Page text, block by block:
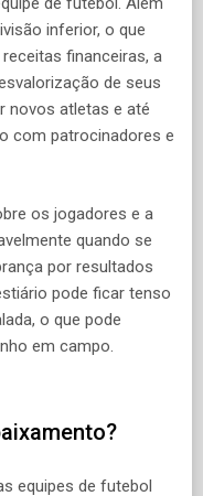
inferior, o que
financeiras, a
de seus
novos atletas e até
com patrocinadores e
os jogadores e a
quando se
por resultados
pode ficar tenso
o que pode
em campo.
equipes de futebol